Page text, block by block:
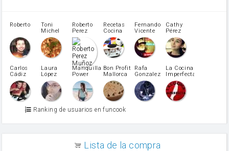
Harina para bizcocho
patatas
pimiento rojo
Pimentón
pimiento verde
miel
vino blanco
Azúcar glass
Azúcar moreno
Zumo de limón
arroz
Roberto
Toni
Michel
Caubet
Roberto
Perez
Muñoz
Recetas
Cocina
Fernando
Vicente
Cathy
Pérez
Carlos
Cádiz
Laura
López
Martínez
Mariquilla
Power
Bon Profit
Mallorca
Rafa
Gonzalez
La Cocina
Imperfecta
Ranking de usuarios en funcook
Lista de la compra